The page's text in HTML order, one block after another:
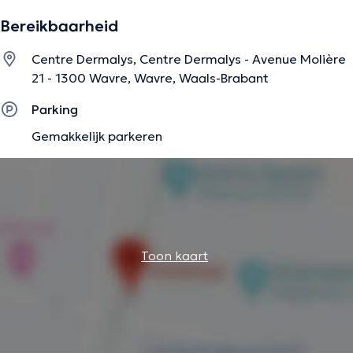
Bereikbaarheid
Centre Dermalys, Centre Dermalys - Avenue Molière
21 - 1300 Wavre, Wavre, Waals-Brabant
Parking
Gemakkelijk parkeren
Toon kaart